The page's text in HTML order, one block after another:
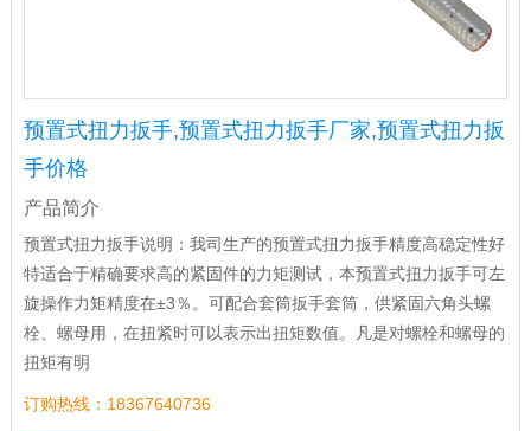
预置式扭力扳手,预置式扭力扳手厂家,预置式扭力扳
手价格
产品简介
预置式扭力扳手说明：我司生产的预置式扭力扳手精度高稳定性好
特适合于精确要求高的紧固件的力矩测试，本预置式扭力扳手可左
旋操作力矩精度在±3％。可配合套筒扳手套筒，供紧固六角头螺
栓、螺母用，在扭紧时可以表示出扭矩数值。凡是对螺栓和螺母的
扭矩有明
订购热线：18367640736